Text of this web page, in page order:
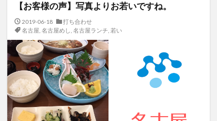
【お客様の声】写真よりお若いですね。
2019-06-18
打ち合わせ
名古屋, 名古屋めし, 名古屋ランチ, 若い